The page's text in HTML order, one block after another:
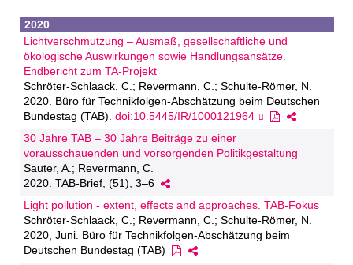
2020
Lichtverschmutzung – Ausmaß, gesellschaftliche und
ökologische Auswirkungen sowie Handlungsansätze.
Endbericht zum TA-Projekt
Schröter-Schlaack, C.; Revermann, C.; Schulte-Römer, N.
2020. Büro für Technikfolgen-Abschätzung beim Deutschen
Bundestag (TAB). doi:10.5445/IR/1000121964
30 Jahre TAB – 30 Jahre Beiträge zu einer
vorausschauenden und vorsorgenden Politikgestaltung
Sauter, A.; Revermann, C.
2020. TAB-Brief, (51), 3–6
Light pollution - extent, effects and approaches. TAB-Fokus
Schröter-Schlaack, C.; Revermann, C.; Schulte-Römer, N.
2020, Juni. Büro für Technikfolgen-Abschätzung beim
Deutschen Bundestag (TAB)